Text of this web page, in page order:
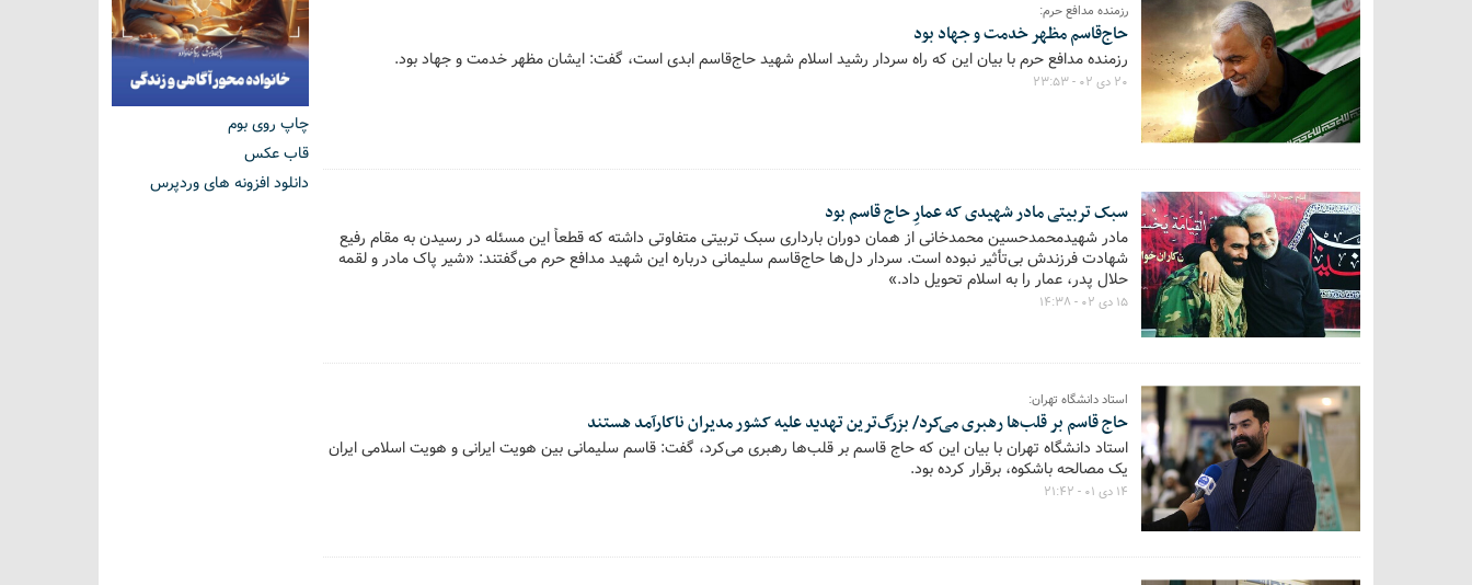
رزمنده مدافع حرم:
حاج‌قاسم مظهر خدمت و جهاد بود
رزمنده مدافع حرم با بیان این که راه سردار رشید اسلام شهید حاج‌قاسم ابدی است، گفت: ایشان مظهر خدمت و جهاد بود.
۲۰ دی ۰۲ - ۲۳:۵۳
سبک تربیتی مادر شهیدی که عمارِ حاج قاسم بود
مادر شهیدمحمدحسین محمدخانی از همان دوران بارداری سبک تربیتی متفاوتی داشته که قطعاً این مسئله در رسیدن به مقام رفیع
شهادت فرزندش بی‌تأثیر نبوده است. سردار دل‌ها حاج‌قاسم سلیمانی درباره این شهید مدافع حرم می‌گفتند: «شیر پاک مادر و لقمه
حلال پدر، عمار را به اسلام تحویل داد.»
۱۵ دی ۰۲ - ۱۴:۳۸
استاد دانشگاه تهران:
حاج قاسم بر قلب‌ها رهبری می‌کرد/ بزرگ‌ترین تهدید علیه کشور مدیران ناکارآمد هستند
استاد دانشگاه تهران با بیان این که حاج قاسم بر قلب‌ها رهبری می‌کرد، گفت: قاسم سلیمانی بین هویت ایرانی و هویت اسلامی ایران
یک مصالحه باشکوه، برقرار کرده بود.
۱۴ دی ۰۱ - ۲۱:۴۲
چاپ روی بوم
قاب عکس
دانلود افزونه های وردپرس